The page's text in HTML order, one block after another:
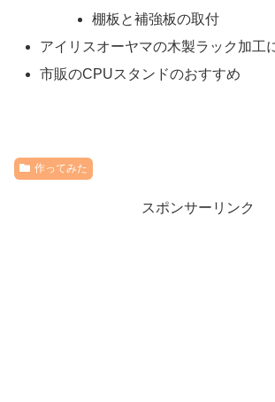
棚板と補強板の取付
アイリスオーヤマの木製ラック加工
市販のCPUスタンドのおすすめ
作ってみた
スポンサーリンク